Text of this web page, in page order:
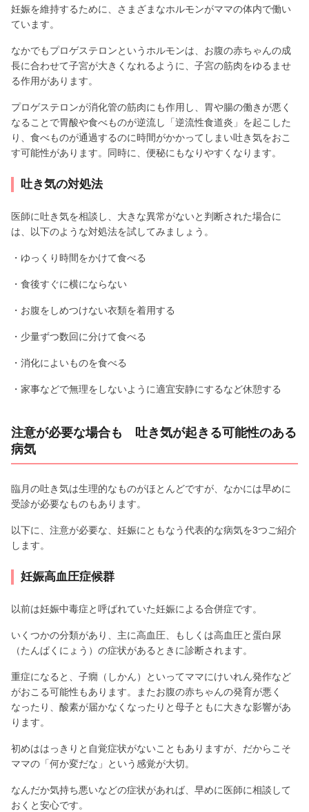
妊娠を維持するために、さまざまなホルモンがママの体内で働い
ています。
なかでもプロゲステロンというホルモンは、お腹の赤ちゃんの成
長に合わせて子宮が大きくなれるように、子宮の筋肉をゆるませ
る作用があります。
プロゲステロンが消化管の筋肉にも作用し、胃や腸の働きが悪く
なることで胃酸や食べものが逆流し「逆流性食道炎」を起こした
り、食べものが通過するのに時間がかかってしまい吐き気をおこ
す可能性があります。同時に、便秘にもなりやすくなります。
吐き気の対処法
医師に吐き気を相談し、大きな異常がないと判断された場合に
は、以下のような対処法を試してみましょう。
・ゆっくり時間をかけて食べる
・食後すぐに横にならない
・お腹をしめつけない衣類を着用する
・少量ずつ数回に分けて食べる
・消化によいものを食べる
・家事などで無理をしないように適宜安静にするなど休憩する
注意が必要な場合も 吐き気が起きる可能性のある
病気
臨月の吐き気は生理的なものがほとんどですが、なかには早めに
受診が必要なものもあります。
以下に、注意が必要な、妊娠にともなう代表的な病気を3つご紹介
します。
妊娠高血圧症候群
以前は妊娠中毒症と呼ばれていた妊娠による合併症です。
いくつかの分類があり、主に高血圧、もしくは高血圧と蛋白尿
（たんぱくにょう）の症状があるときに診断されます。
重症になると、子癇（しかん）といってママにけいれん発作など
がおこる可能性もあります。またお腹の赤ちゃんの発育が悪く
なったり、酸素が届かなくなったりと母子ともに大きな影響があ
ります。
初めははっきりと自覚症状がないこともありますが、だからこそ
ママの「何か変だな」という感覚が大切。
なんだか気持ち悪いなどの症状があれば、早めに医師に相談して
おくと安心です。